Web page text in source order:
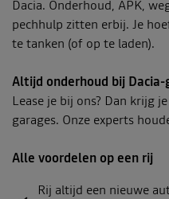
Dacia. Onderhoud, APK,
pechhulp zitten erbij. Je
te tanken (of op te laden).
Altijd onderhoud bij Dacia-
Lease je bij ons? Dan krijg
garages. Onze experts
Alle voordelen op een rij
Rij altijd een nieuwe